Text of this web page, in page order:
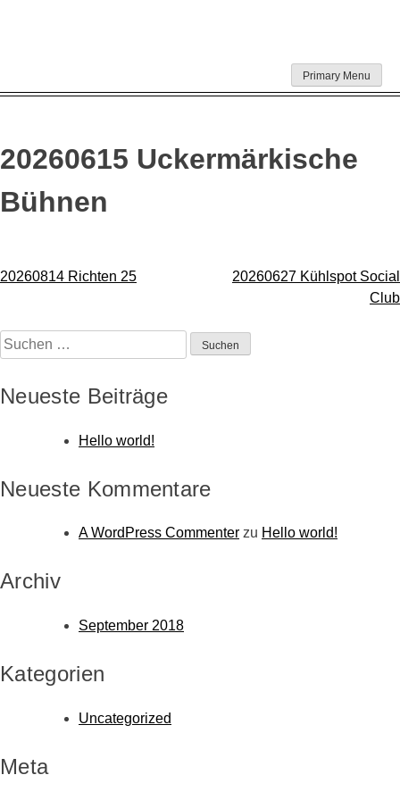
Primary Menu
20260615 Uckermärkische
Bühnen
Beitragsnavigation
20260814 Richten 25
20260627 Kühlspot Social
Club
Suchen
nach:
Neueste Beiträge
Hello world!
Neueste Kommentare
A WordPress Commenter zu Hello world!
Archiv
September 2018
Kategorien
Uncategorized
Meta